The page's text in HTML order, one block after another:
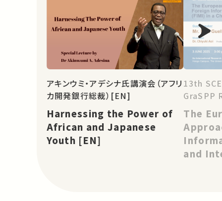
アキンウミ・アデシナ氏講演会（アフリ
カ開発銀行総裁）[EN]
Harnessing the Power of
African and Japanese
Youth [EN]
13th
GraSPP
The
and